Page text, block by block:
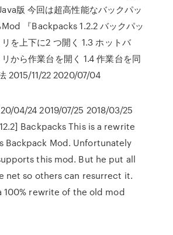
版 今回は超高性能なバックパッ
『Backpacks 1.2.2 バックパッ
を上下に2 つ開く 1.3 ホットバ
から作業台を開く 1.4 作業台を同
2015/11/22 2020/07/04
04/24 2019/07/25 2018/03/25
Backpacks This is a rewrite
Backpack Mod. Unfortunately
this mod. But he put all
net so others can resurrect it.
100% rewrite of the old mod